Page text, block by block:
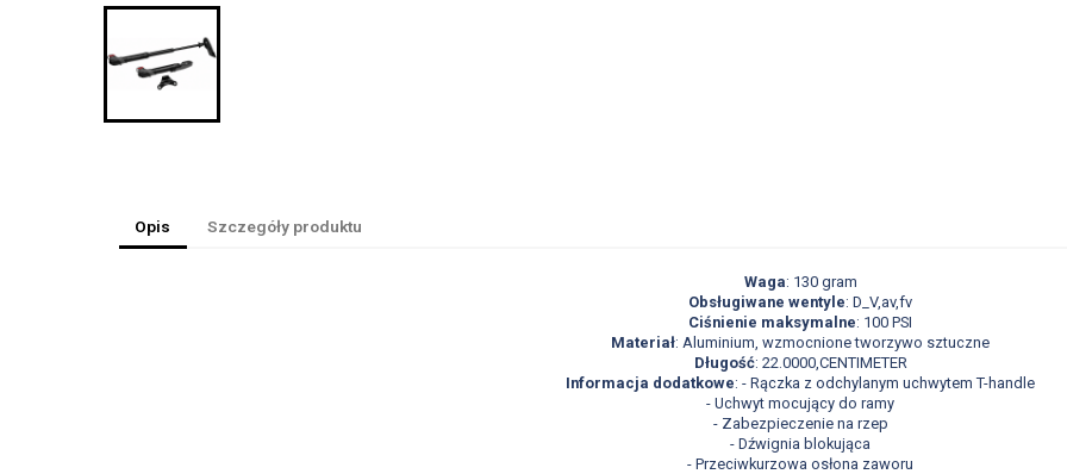
Opis Szczegóły produktu
Waga: 130 gram
Obsługiwane wentyle: D_V,av,fv
Ciśnienie maksymalne: 100 PSI
Materiał: Aluminium, wzmocnione tworzywo sztuczne
Długość: 22.0000,CENTIMETER
Informacja dodatkowe: - Rączka z odchylanym uchwytem T-handle
- Uchwyt mocujący do ramy
- Zabezpieczenie na rzep
- Dźwignia blokująca
- Przeciwkurzowa osłona zaworu